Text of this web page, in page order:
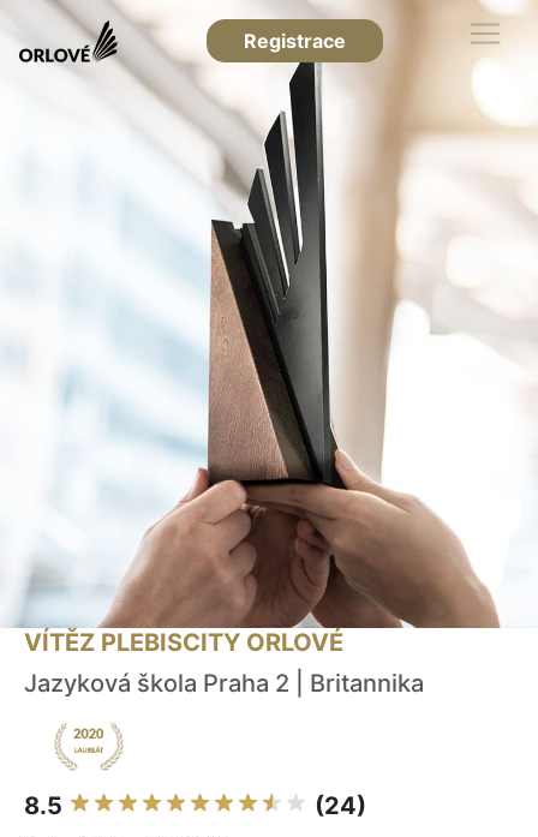
Registrace
VÍTĚZ PLEBISCITY ORLOVÉ
Jazyková škola Praha 2 | Britannika
8.5 (24)